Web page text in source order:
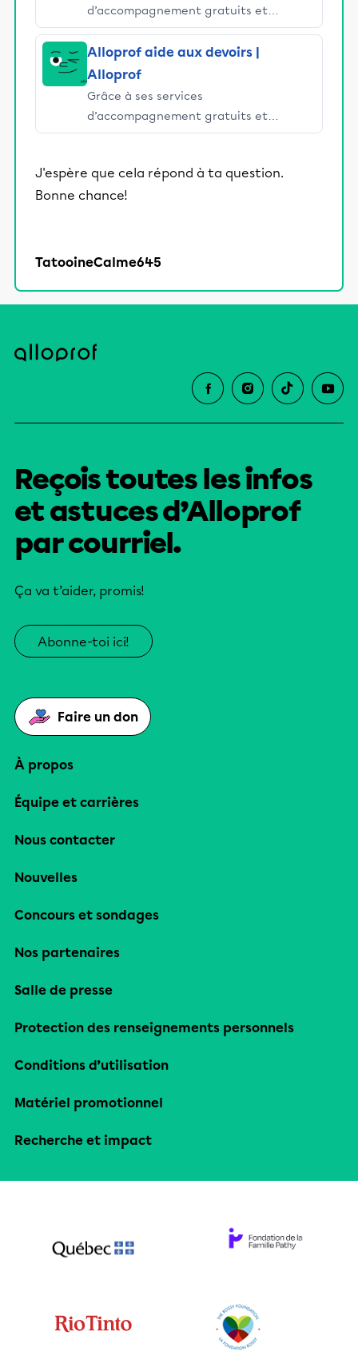
d’accompagnement gratuits et
stimulants, Alloprof engage les élèves
et leurs parents dans la réussite
éducative.
Alloprof aide aux devoirs |
Alloprof
Grâce à ses services
d’accompagnement gratuits et
stimulants, Alloprof engage les élèves
éducative.
J'espère que cela répond à ta question.
Bonne chance!
TatooineCalme645
Reçois toutes les infos
et astuces d’Alloprof
par courriel.
Ça va t’aider, promis!
Abonne-toi ici!
Faire un don
À propos
Équipe et carrières
Nous contacter
Nouvelles
Concours et sondages
Nos partenaires
Salle de presse
Protection des renseignements personnels
Conditions d’utilisation
Matériel promotionnel
Recherche et impact